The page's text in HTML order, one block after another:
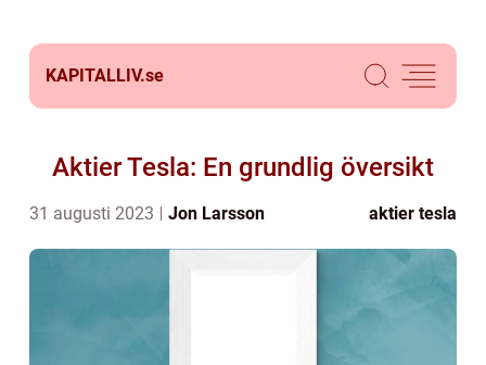
KAPITALLIV.se
Aktier Tesla: En grundlig översikt
31 augusti 2023 Jon Larsson aktier tesla